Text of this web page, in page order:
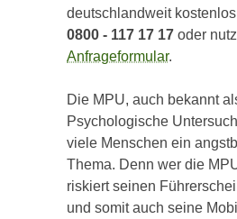
deutschlandweit
0800 - 117 17 17 oder
Anfrageformular.
Die MPU, auch bekannt
Psychologische
viele Menschen ein
Thema. Denn wer die
riskiert seinen
und somit auch seine